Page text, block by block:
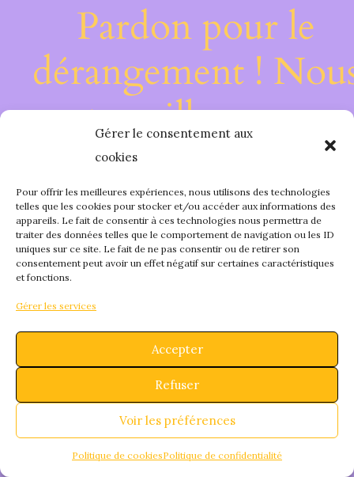
Gérer le consentement aux
cookies
Pour offrir les meilleures expériences, nous utilisons des technologies
telles que les cookies pour stocker et/ou accéder aux informations des
appareils. Le fait de consentir à ces technologies nous permettra de
traiter des données telles que le comportement de navigation ou les ID
uniques sur ce site. Le fait de ne pas consentir ou de retirer son
consentement peut avoir un effet négatif sur certaines caractéristiques
et fonctions.
Gérer les services
Accepter
Refuser
Voir les préférences
Politique de cookiesPolitique de confidentialité
Pardon pour le
dérangement !
travaillons sur
quelque chose de
fantastique –
bientôt !